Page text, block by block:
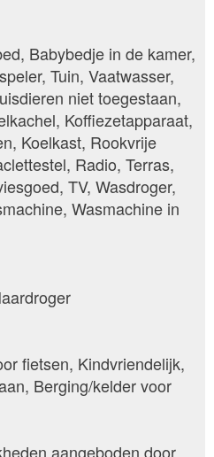
Babybedje in de kamer,
Tuin, Vaatwasser,
niet toegestaan,
Koffiezetapparaat,
Koelkast, Rookvrije
Radio, Terras,
TV, Wasdroger,
Wasmachine in
fietsen, Kindvriendelijk,
Berging/kelder voor
aangeboden door